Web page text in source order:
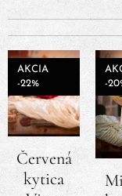
Červená
kytica
AKCIA
-22%
-